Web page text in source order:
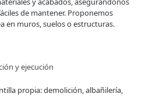
de mantener. Proponemos
en muros, suelos o estructuras.
y ejecución
propia: demolición, albañilería,